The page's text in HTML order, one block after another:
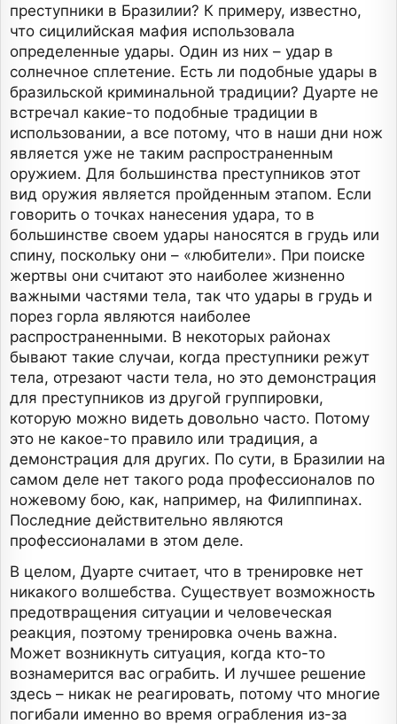
преступники в Бразилии? К примеру, известно,
что сицилийская мафия использовала
определенные удары. Один из них – удар в
солнечное сплетение. Есть ли подобные удары в
бразильской криминальной традиции? Дуарте не
встречал какие-то подобные традиции в
использовании, а все потому, что в наши дни нож
является уже не таким распространенным
оружием. Для большинства преступников этот
вид оружия является пройденным этапом. Если
говорить о точках нанесения удара, то в
большинстве своем удары наносятся в грудь или
спину, поскольку они – «любители». При поиске
жертвы они считают это наиболее жизненно
важными частями тела, так что удары в грудь и
порез горла являются наиболее
распространенными. В некоторых районах
бывают такие случаи, когда преступники режут
тела, отрезают части тела, но это демонстрация
для преступников из другой группировки,
которую можно видеть довольно часто. Потому
это не какое-то правило или традиция, а
демонстрация для других. По сути, в Бразилии на
самом деле нет такого рода профессионалов по
ножевому бою, как, например, на Филиппинах.
Последние действительно являются
профессионалами в этом деле.
В целом, Дуарте считает, что в тренировке нет
никакого волшебства. Существует возможность
предотвращения ситуации и человеческая
реакция, поэтому тренировка очень важна.
Может возникнуть ситуация, когда кто-то
вознамерится вас ограбить. И лучшее решение
здесь – никак не реагировать, потому что многие
погибали именно во время ограбления из-за